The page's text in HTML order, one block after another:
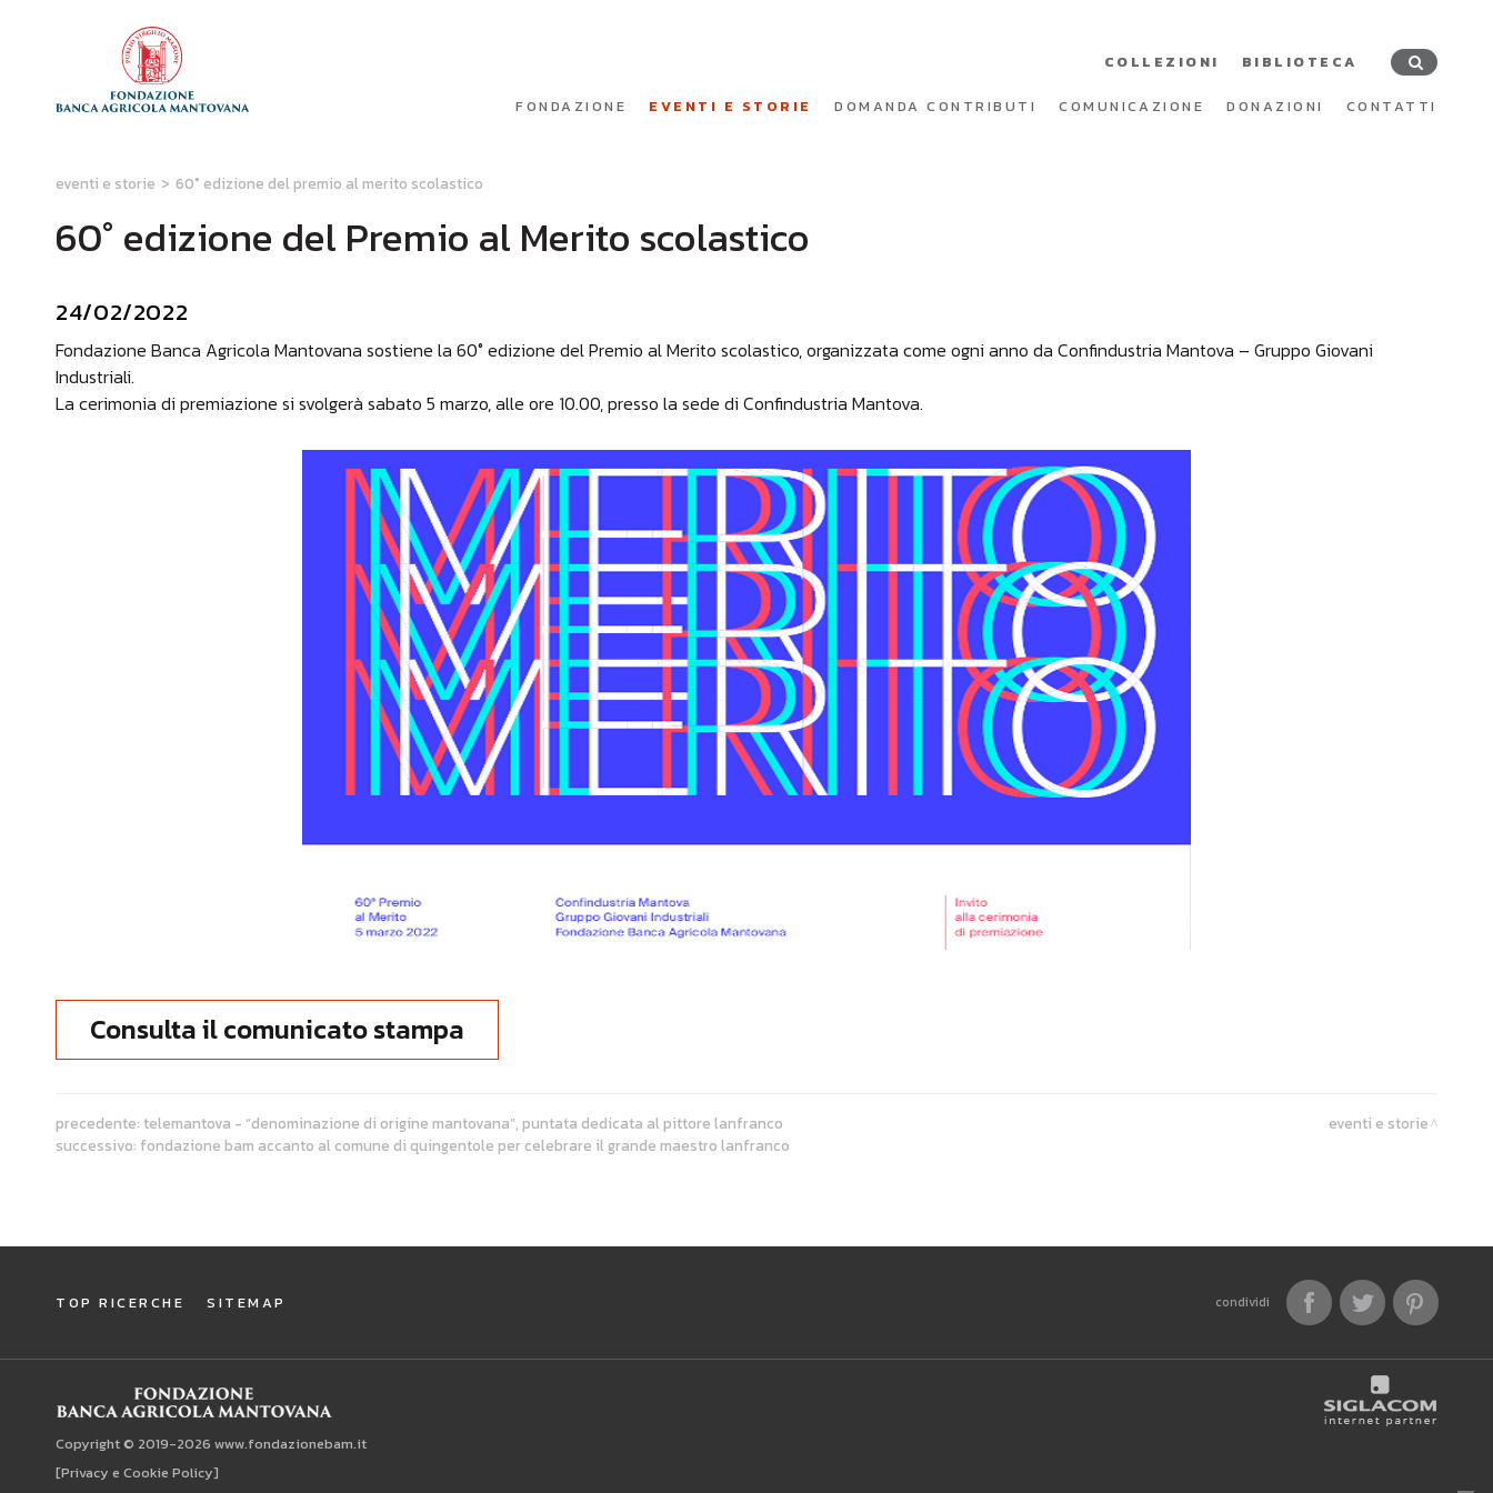
COLLEZIONI BIBLIOTECA
FONDAZIONE EVENTI E STORIE DOMANDA CONTRIBUTI COMUNICAZIONE DONAZIONI CONTATTI
eventi e storie > 60° edizione del premio al merito scolastico
60° edizione del Premio al Merito scolastico
24/02/2022
Fondazione Banca Agricola Mantovana sostiene la 60° edizione del Premio al Merito scolastico, organizzata come ogni anno da Confindustria Mantova – Gruppo Giovani
Industriali.
La cerimonia di premiazione si svolgerà sabato 5 marzo, alle ore 10.00, presso la sede di Confindustria Mantova.
Consulta il comunicato stampa
precedente: telemantova - “denominazione di origine mantovana”, puntata dedicata al pittore lanfranco
successivo: fondazione bam accanto al comune di quingentole per celebrare il grande maestro lanfranco
eventi e storie
TOP RICERCHE SITEMAP condividi
Copyright © 2019-2026 www.fondazionebam.it
[Privacy e Cookie Policy]